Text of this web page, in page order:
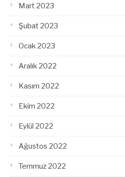
Mart 2023
Şubat 2023
Ocak 2023
Aralık 2022
Kasım 2022
Ekim 2022
Eylül 2022
Ağustos 2022
Temmuz 2022